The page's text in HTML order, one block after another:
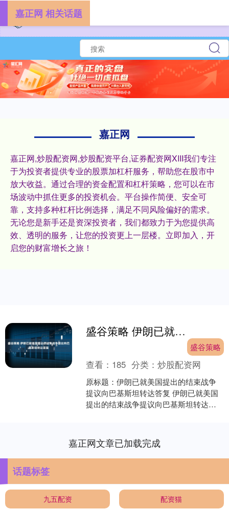
嘉正网
嘉正网,炒股配资网,炒股配资平台,证券配资网XIII‌我们专注
于为投资者提供专业的股票加杠杆服务，帮助您在股市中
放大收益。通过合理的资金配置和杠杆策略，您可以在市
场波动中抓住更多的投资机会。平台操作简便、安全可
靠，支持多种杠杆比例选择，满足不同风险偏好的需求。
无论您是新手还是资深投资者，我们都致力于为您提供高
效、透明的服务，让您的投资更上一层楼。立即加入，开
启您的财富增长之旅！
嘉正网 相关话题
盛谷策略 伊朗已就美国提出的结束战争提议向巴基斯坦转达答复
盛谷策略
查看： 185 分类：炒股配资网
原标题：伊朗已就美国提出的结束战争
提议向巴基斯坦转达答复 伊朗已就美国
提出的结束战争提议向巴基斯坦转达答
嘉正网文章已加载完成
话题标签
九五配资 配资猫